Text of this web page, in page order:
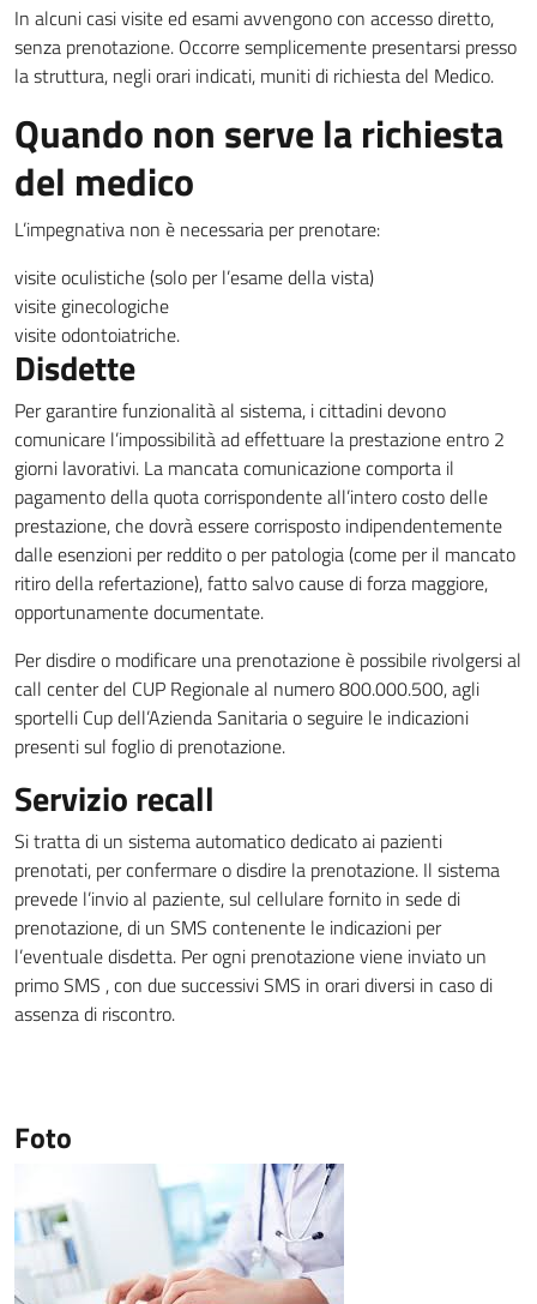
In alcuni casi visite ed esami avvengono con accesso diretto,
senza prenotazione. Occorre semplicemente presentarsi presso
la struttura, negli orari indicati, muniti di richiesta del Medico.
Quando non serve la richiesta
del medico
L’impegnativa non è necessaria per prenotare:
visite oculistiche (solo per l’esame della vista)
visite ginecologiche
visite odontoiatriche.
Disdette
Per garantire funzionalità al sistema, i cittadini devono
comunicare l’impossibilità ad effettuare la prestazione entro 2
giorni lavorativi. La mancata comunicazione comporta il
pagamento della quota corrispondente all’intero costo delle
prestazione, che dovrà essere corrisposto indipendentemente
dalle esenzioni per reddito o per patologia (come per il mancato
ritiro della refertazione), fatto salvo cause di forza maggiore,
opportunamente documentate.
Per disdire o modificare una prenotazione è possibile rivolgersi al
call center del CUP Regionale al numero 800.000.500, agli
sportelli Cup dell’Azienda Sanitaria o seguire le indicazioni
presenti sul foglio di prenotazione.
Servizio recall
Si tratta di un sistema automatico dedicato ai pazienti
prenotati, per confermare o disdire la prenotazione. Il sistema
prevede l’invio al paziente, sul cellulare fornito in sede di
prenotazione, di un SMS contenente le indicazioni per
l’eventuale disdetta. Per ogni prenotazione viene inviato un
primo SMS , con due successivi SMS in orari diversi in caso di
assenza di riscontro.
Foto